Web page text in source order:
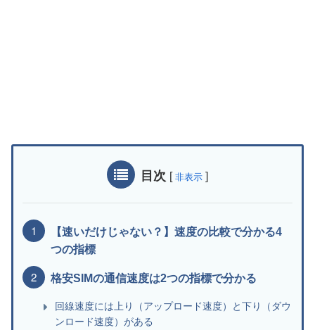
目次 [ 非表示 ]
【速いだけじゃない？】速度の比較で分かる4
つの指標
格安SIMの通信速度は2つの指標で分かる
回線速度には上り（アップロード速度）と下り（ダウ
ンロード速度）がある